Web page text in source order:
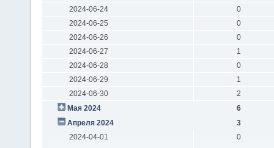
2024-06-24
0
2024-06-25
0
2024-06-26
0
2024-06-27
1
2024-06-28
0
2024-06-29
1
2024-06-30
2
Мая 2024
6
Апреля 2024
3
2024-04-01
0